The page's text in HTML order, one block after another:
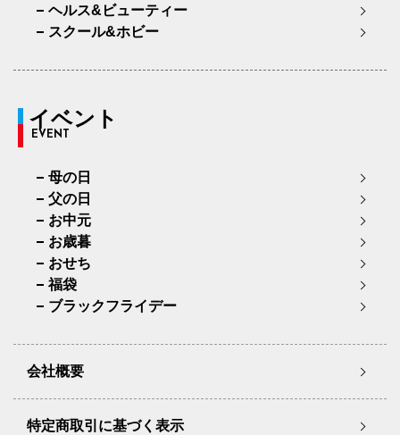
ヘルス&ビューティー
スクール&ホビー
イベント
EVENT
母の日
父の日
お中元
お歳暮
おせち
福袋
ブラックフライデー
会社概要
特定商取引に基づく表示